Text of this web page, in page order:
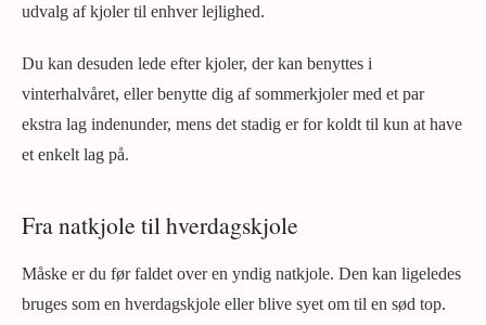
udvalg af kjoler til enhver lejlighed.
Du kan desuden lede efter kjoler, der kan benyttes i
vinterhalvåret, eller benytte dig af sommerkjoler med et par
ekstra lag indenunder, mens det stadig er for koldt til kun at have
et enkelt lag på.
Fra natkjole til hverdagskjole
Måske er du før faldet over en yndig natkjole. Den kan ligeledes
bruges som en hverdagskjole eller blive syet om til en sød top.